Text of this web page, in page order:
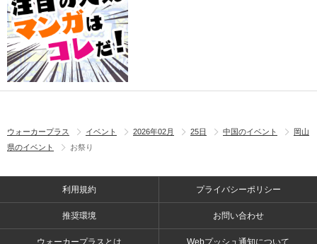
ウォーカープラス イベント 2026年02月 25日 中国のイベント
岡山
県のイベント
お祭り
利用規約 プライバシーポリシー
推奨環境 お問い合わせ